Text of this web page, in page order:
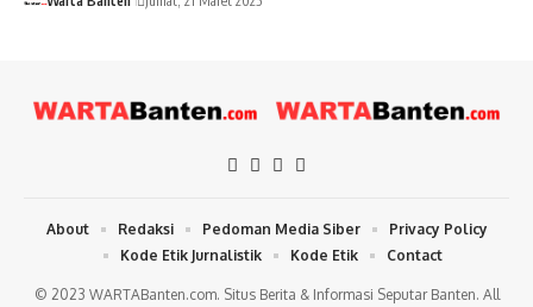
© 2023 WARTABanten.com. Situs Berita & Informasi Seputar Banten. All
About Redaksi Pedoman Media Siber
Privacy Policy
Kode Etik Jurnalistik
Kode Etik Contact